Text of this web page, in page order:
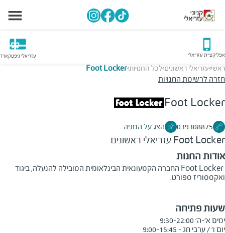
אפליקציית עזריאלי עזריאלי גיפטקארד
ראשי>עזריאלי ראשונים>לכל החנויות>
Foot Locker
חזרה לרשימת החנויות
Foot Locker
039308875 הצג על המפה
Foot Locker עזריאלי ראשונים
אודות החנות
Foot Locker החברה הקמעונאית הבינלאומית המובילה להנעלה, ביגוד
ואקססוריז ספורט.
שעות פתיחה